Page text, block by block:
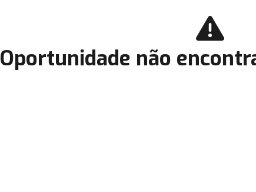
Oportunidade não